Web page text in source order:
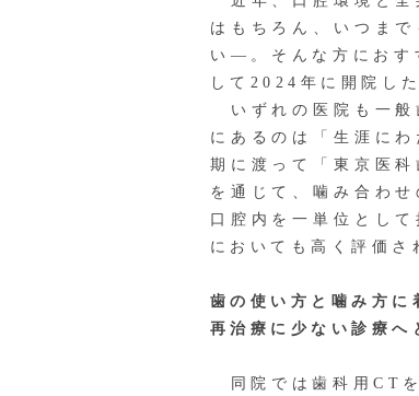
はもちろん、いつま
い—。そんな方におす
して2024年に開院し
いずれの医院も一般
にあるのは「生涯に
期に渡って「東京医
を通じて、噛み合わ
口腔内を一単位とし
においても高く評価さ
歯の使い方と噛み方に
再治療に少ない診療へ
同院では歯科用CTを